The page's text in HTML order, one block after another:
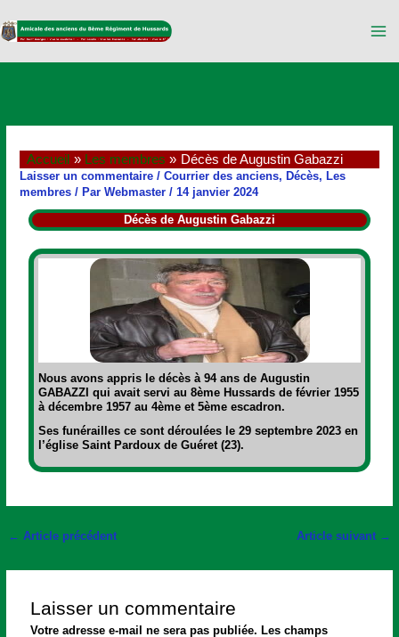
au
contenu
Accueil Les membres Décès de Augustin Gabazzi
Laisser un commentaire /Courrier des anciens, Décès, Les
membres / ParWebmaster/14 janvier 2024
Décès de Augustin Gabazzi
Nous avons appris le décès à 94 ans de Augustin
GABAZZI qui avait servi au 8ème Hussards de février 1955
à décembre 1957 au 4ème et 5ème escadron.
Ses funérailles ce sont déroulées le 29 septembre 2023 en
l’église Saint Pardoux de Guéret (23).
← Article précédent Article suivant →
Laisser un commentaire
Votre adresse e-mail ne sera pas publiée. Les champs